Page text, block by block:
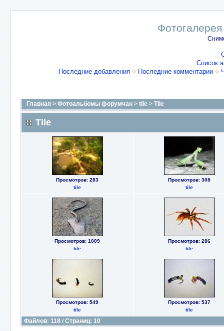
Список
Последние добавления
Последние комментарии
Главная > Фотоальбомы форумчан > tile > Tile
Tile
Просмотров: 283
tile
Просмотров: 308
tile
Просмотров: 1009
tile
Просмотров: 286
tile
Просмотров: 549
tile
Просмотров: 537
tile
Файлов: 118 / Страниц: 10